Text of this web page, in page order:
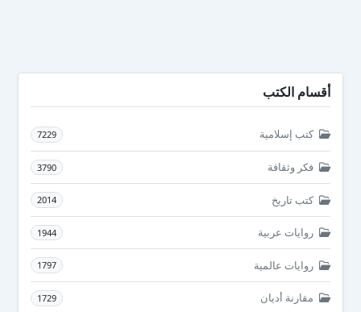
أقسام الكتب
كتب إسلامية 7229
فكر وثقافة 3790
كتب تاريخ 2014
روايات عربية 1944
روايات عالمية 1797
مقارنة أديان 1729